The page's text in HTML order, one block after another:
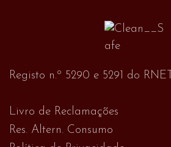
Registo n.º 5290 e 5291 do RNET
Livro de Reclamações
Res. Altern. Consumo